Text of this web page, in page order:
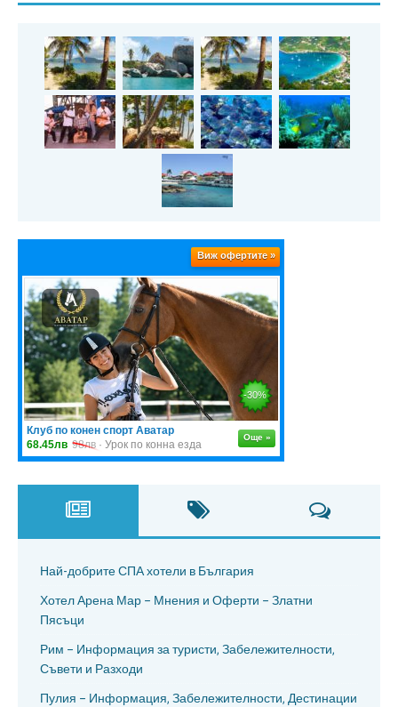
Най-добрите СПА хотели в България
Хотел Арена Мар – Мнения и Оферти – Златни
Пясъци
Рим – Информация за туристи, Забележителности,
Съвети и Разходи
Пулия – Информация, Забележителности, Дестинации